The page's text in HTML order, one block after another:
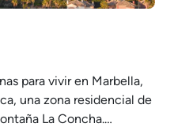
para vivir en Marbella,
una zona residencial de
La Concha.